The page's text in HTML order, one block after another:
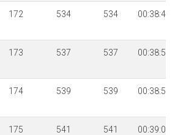
172 534 534 00:38:46
173 537 537 00:38:50
174 539 539 00:38:58
175 541 541 00:39:07